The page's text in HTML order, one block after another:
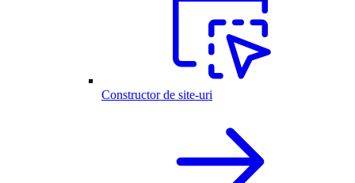
Constructor de site-uri